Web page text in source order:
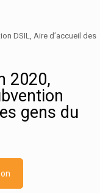
DSIL, Aire d’accueil des
2020,
gens du